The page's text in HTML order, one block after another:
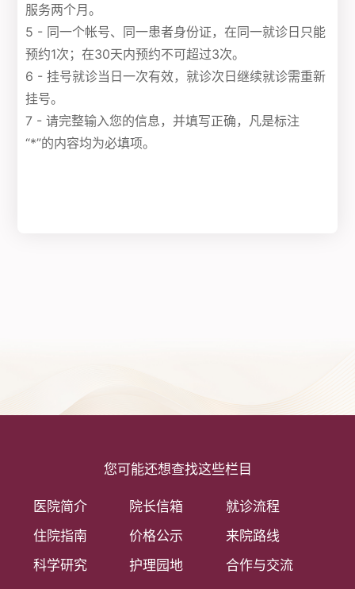
服务两个月。
5 - 同一个帐号、同一患者身份证，在同一就诊日只能
预约1次；在30天内预约不可超过3次。
6 - 挂号就诊当日一次有效，就诊次日继续就诊需重新
挂号。
7 - 请完整输入您的信息，并填写正确，凡是标注
“*”的内容均为必填项。
您可能还想查找这些栏目
医院简介 院长信箱
就诊流程
住院指南
价格公示
来院路线
科学研究
护理园地 合作与交流